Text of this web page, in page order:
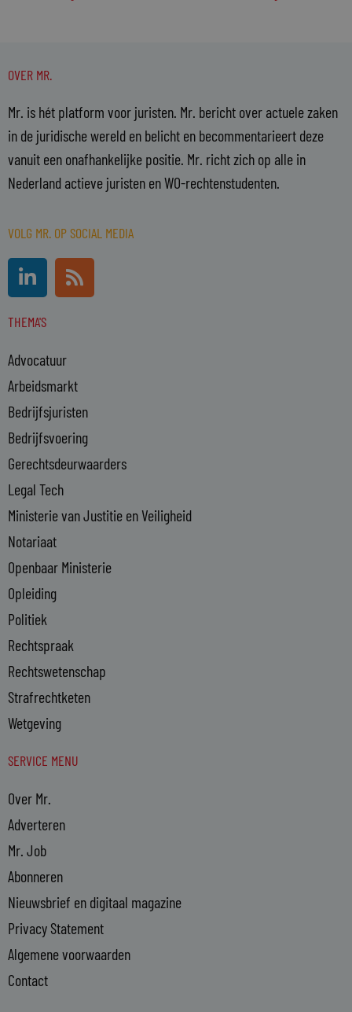
OVER MR.
Mr. is hét platform voor juristen. Mr. bericht over actuele zaken
in de juridische wereld en belicht en becommentarieert deze
vanuit een onafhankelijke positie. Mr. richt zich op alle in
Nederland actieve juristen en WO-rechtenstudenten.
VOLG MR. OP SOCIAL MEDIA
L
i
n
k
d
i
n
-
i
n
R
s
s
THEMA'S
Advocatuur
Arbeidsmarkt
Bedrijfsjuristen
Bedrijfsvoering
Gerechtsdeurwaarders
Legal Tech
Ministerie van Justitie en Veiligheid
Notariaat
Openbaar Ministerie
Opleiding
Politiek
Rechtspraak
Rechtswetenschap
Strafrechtketen
Wetgeving
SERVICE MENU
Over Mr.
Adverteren
Mr. Job
Abonneren
Nieuwsbrief en digitaal magazine
Privacy Statement
Algemene voorwaarden
Contact